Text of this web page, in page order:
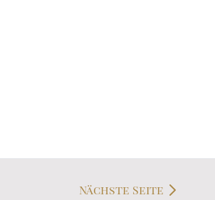
Nächste Seite